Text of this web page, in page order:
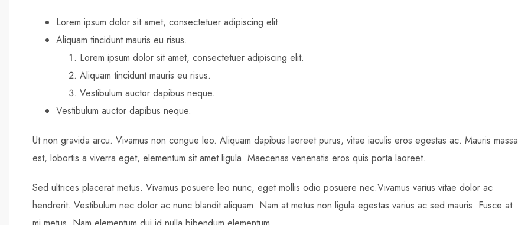
Lorem ipsum dolor sit amet, consectetuer adipiscing elit.
Aliquam tincidunt mauris eu risus.
Lorem ipsum dolor sit amet, consectetuer adipiscing elit.
Aliquam tincidunt mauris eu risus.
Vestibulum auctor dapibus neque.
Vestibulum auctor dapibus neque.
Ut non gravida arcu. Vivamus non congue leo. Aliquam dapibus laoreet purus, vitae iaculis eros egestas ac. Mauris massa
est, lobortis a viverra eget, elementum sit amet ligula. Maecenas venenatis eros quis porta laoreet.
Sed ultrices placerat metus. Vivamus posuere leo nunc, eget mollis odio posuere nec.Vivamus varius vitae dolor ac
hendrerit. Vestibulum nec dolor ac nunc blandit aliquam. Nam at metus non ligula egestas varius ac sed mauris. Fusce at